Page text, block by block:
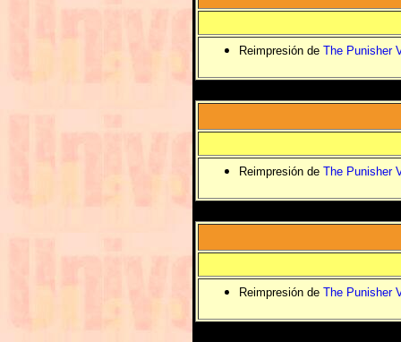
Reimpresión de The Punisher
Reimpresión de The Punisher
Reimpresión de The Punisher